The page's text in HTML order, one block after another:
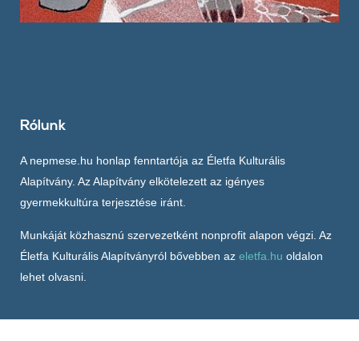
Rólunk
A nepmese.hu honlap fenntartója az Életfa Kulturális
Alapítvány. Az Alapítvány elkötelezett az igényes
gyermekkultúra terjesztése iránt.
Munkáját közhasznú szervezetként nonprofit alapon végzi. Az
Életfa Kulturális Alapítványról bővebben az eletfa.hu oldalon
lehet olvasni.